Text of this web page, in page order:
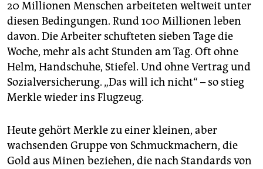
20 Millionen Menschen arbeiteten weltweit unter
diesen Bedingungen. Rund 100 Millionen leben
davon. Die Arbeiter schufteten sieben Tage die
Woche, mehr als acht Stunden am Tag. Oft ohne
Helm, Handschuhe, Stiefel. Und ohne Vertrag und
Sozialversicherung. „Das will ich nicht“ – so stieg
Merkle wieder ins Flugzeug.
Heute gehört Merkle zu einer kleinen, aber
wachsenden Gruppe von Schmuckmachern, die
Gold aus Minen beziehen, die nach Standards von